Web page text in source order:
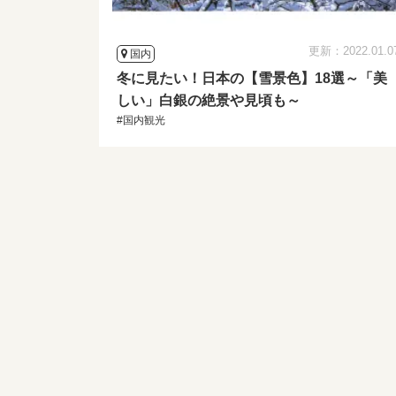
国内 更新：
冬に見たい！日本の【雪景色】18選～「美
しい」白銀の絶景や見頃も～
#国内観光